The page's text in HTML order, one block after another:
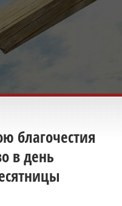
благочестия
в день